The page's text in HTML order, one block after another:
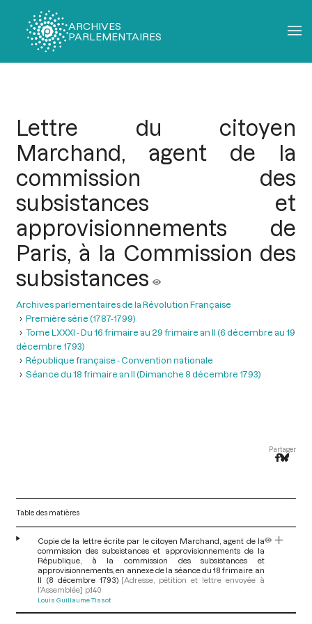
ARCHIVES
PARLEMENTAIRES
Lettre du citoyen
Marchand, agent de la
commission des
subsistances et
approvisionnements de
Paris, à la Commission des
subsistances
Archives parlementaires de la Révolution Française
Première série (1787-1799)
Tome LXXXI - Du 16 frimaire au 29 frimaire an II (6 décembre au 19
décembre 1793)
République française - Convention nationale
Séance du 18 frimaire an II (Dimanche 8 décembre 1793)
Partager
Table des matières
Copie de la lettre écrite par le citoyen Marchand, agent de la
commission des subsistances et approvisionnements de la
République, à la commission des subsistances et
approvisionnements, en annexe de la séance du 18 frimaire an
II (8 décembre 1793) [Adresse, pétition et lettre envoyée à
l’Assemblée] p.140
Louis Guillaume Tissot